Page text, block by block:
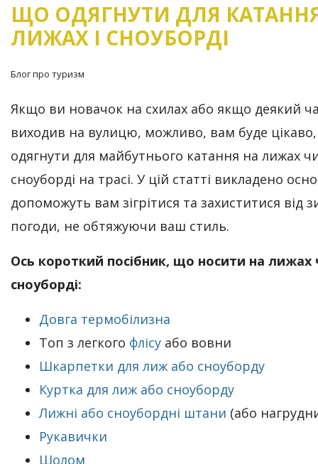
ЩО ОДЯГНУТИ ДЛЯ
ЛИЖАХ І СНОУБОРДІ
Блог про туризм
Якщо ви новачок на схилах або якщо деякий
виходив на вулицю, можливо, вам буде
одягнути для майбутнього катання на лижах
сноуборді на трасі. У цій статті викладено
допоможуть вам зігрітися та захиститися від
погоди, не обтяжуючи ваш стиль.
Ось короткий посібник, що носити на лижах
сноуборді:
Довга термобілизна
Топ з легкого флісу або вовни
Шкарпетки для лиж або сноуборду
Куртка для лиж або сноуборду
Лижні або сноубордні штани (або
Рукавички
Шолом